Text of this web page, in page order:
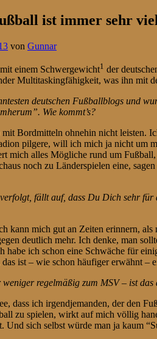
ist immer sehr
von Gunnar
einem Schwergewicht1 der
Multitaskingfähigkeit, was ihn
deutschen Fußballblogs und
Wie kommt’s?
Bordmitteln ohnehin nicht leisten.
pilgere, will ich mich ja nicht um
alles Mögliche rund um
noch zu Länderspielen eine,
fällt auf, dass Du Dich sehr für
kann mich gut an Zeiten erinnern,
deutlich mehr. Ich denke, man
ich schon eine Schwäche für
ist – wie schon häufiger erwähnt –
regelmäßig zum MSV – ist
dass ich irgendjemanden, der den
zu spielen, wirkt auf mich völlig
sich selbst würde man ja kaum